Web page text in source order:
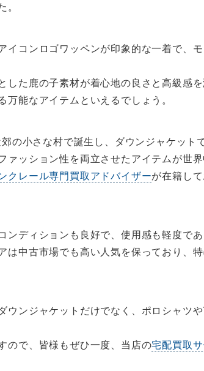
。
イコンロゴワッペンが印象的な一着で、
した鹿の子素材が着心地の良さと高級感
能なアイテムといえるでしょう。
の小さな村で誕生し、ダウンジャケット
ァッション性を両立させたアイテムが世
クレール専門買取アドバイザーが在籍し
ンディションも良好で、使用感も軽度で
は中古市場でも高い人気を保っており、
ウンジャケットだけでなく、ポロシャツ
ので、皆様もぜひ一度、当店の宅配買取